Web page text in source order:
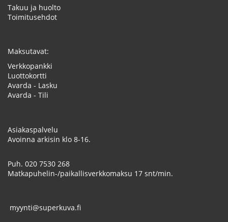
Takuu ja huolto
Toimitusehdot
Maksutavat:
Verkkopankki
Luottokortti
Avarda - Lasku
Avarda - Tili
Asiakaspalvelu
Avoinna arkisin klo 8-16.
Puh. 020 7530 268
Matkapuhelin-/paikallisverkkomaksu 17 snt/min.
myynti@superkuva.fi